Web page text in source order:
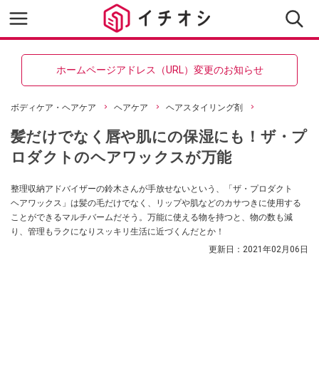
ホームページアドレス（URL）変更のお知らせ
ボディケア・ヘアケア ヘアケア ヘアスタイリング剤
髪だけでなく唇や肌にの保湿にも！ザ・プ
ロダクトのヘアワックスが万能
整理収納アドバイザーの鈴木さんが手放せないという、「ザ・プロダクト
ヘアワックス」は髪の毛だけでなく、リップや肌などのカサつきに使用する
ことができるマルチバームだそう。万能に使える物を持つと、物の数も減
り、管理もラクになりスッキリ生活に近づくんだとか！
更新日： 2021年02月06日